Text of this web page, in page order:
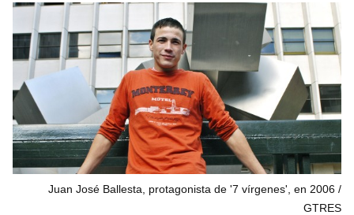
Juan José Ballesta, protagonista de '7 vírgenes', en 2006
GTRES